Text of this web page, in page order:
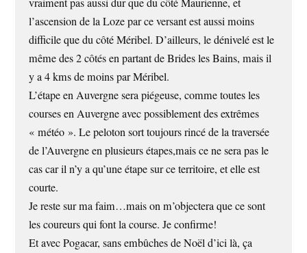
vraiment pas aussi dur que du côté Maurienne, et
l’ascension de la Loze par ce versant est aussi moins
difficile que du côté Méribel. D’ailleurs, le dénivelé est le
même des 2 côtés en partant de Brides les Bains, mais il
y a 4 kms de moins par Méribel.
L’étape en Auvergne sera piégeuse, comme toutes les
courses en Auvergne avec possiblement des extrêmes
« météo ». Le peloton sort toujours rincé de la traversée
de l’Auvergne en plusieurs étapes,mais ce ne sera pas le
cas car il n’y a qu’une étape sur ce territoire, et elle est
courte.
Je reste sur ma faim…mais on m’objectera que ce sont
les coureurs qui font la course. Je confirme!
Et avec Pogacar, sans embûches de Noël d’ici là, ça